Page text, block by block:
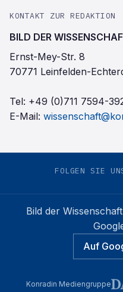
KONTAKT ZUR REDAKTION
BILD DER
Ernst-Mey-Str. 8
70771 Leinfelden-
Tel: +49 (0)711 7594-
E-Mail:
FOLGEN SIE
Bild der Wissenschaft
Auf
Konradin Mediengruppe